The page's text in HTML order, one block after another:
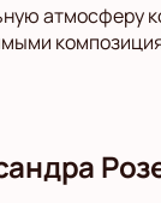
атмосферу